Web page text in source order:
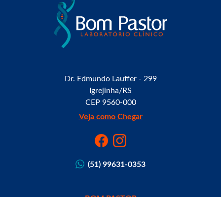
Dr. Edmundo Lauffer - 299
Igrejinha/RS
CEP 9560-000
Veja como Chegar
(51) 99631-0353